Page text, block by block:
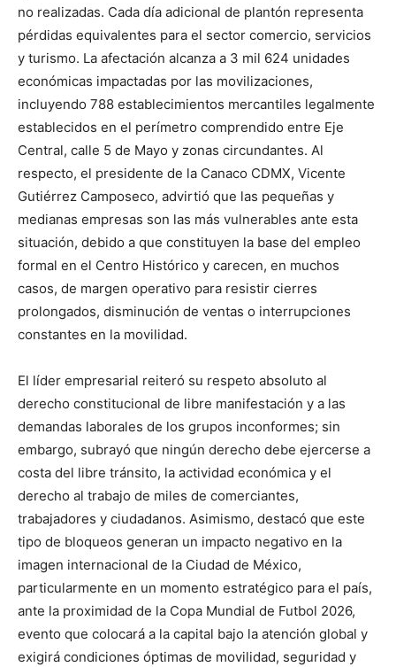
no realizadas. Cada día adicional de plantón representa
pérdidas equivalentes para el sector comercio, servicios
y turismo. La afectación alcanza a 3 mil 624 unidades
económicas impactadas por las movilizaciones,
incluyendo 788 establecimientos mercantiles legalmente
establecidos en el perímetro comprendido entre Eje
Central, calle 5 de Mayo y zonas circundantes. Al
respecto, el presidente de la Canaco CDMX, Vicente
Gutiérrez Camposeco, advirtió que las pequeñas y
medianas empresas son las más vulnerables ante esta
situación, debido a que constituyen la base del empleo
formal en el Centro Histórico y carecen, en muchos
casos, de margen operativo para resistir cierres
prolongados, disminución de ventas o interrupciones
constantes en la movilidad.
El líder empresarial reiteró su respeto absoluto al
derecho constitucional de libre manifestación y a las
demandas laborales de los grupos inconformes; sin
embargo, subrayó que ningún derecho debe ejercerse a
costa del libre tránsito, la actividad económica y el
derecho al trabajo de miles de comerciantes,
trabajadores y ciudadanos. Asimismo, destacó que este
tipo de bloqueos generan un impacto negativo en la
imagen internacional de la Ciudad de México,
particularmente en un momento estratégico para el país,
ante la proximidad de la Copa Mundial de Futbol 2026,
evento que colocará a la capital bajo la atención global y
exigirá condiciones óptimas de movilidad, seguridad y